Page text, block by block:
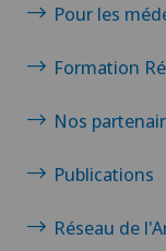
Pour les
Formation
Nos
Publications
Réseau de